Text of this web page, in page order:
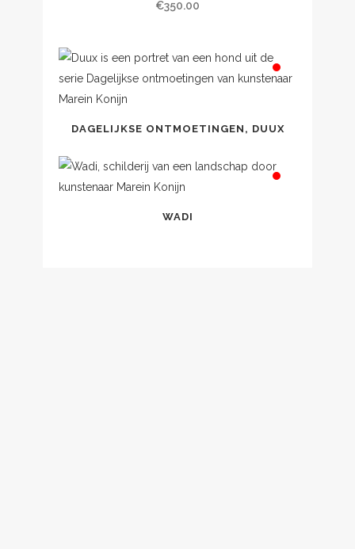
€350.00
DAGELIJKSE ONTMOETINGEN, DUUX
WADI